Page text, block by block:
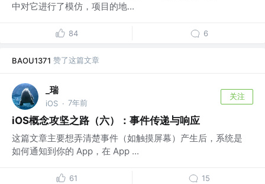
中对它进行了模仿，项目的地...
84 6
BAOU1371 赞了这篇文章
_瑞
iOS · 7年前
关注
iOS概念攻坚之路（六）：事件传递与响应
这篇文章主要想弄清楚事件（如触摸屏幕）产生后，系统是
如何通知到你的 App，在 App ...
61 15